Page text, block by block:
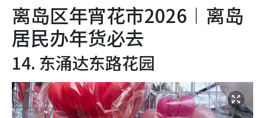
离岛区年宵花市2026︱离岛
居民办年货必去
14. 东涌达东路花园